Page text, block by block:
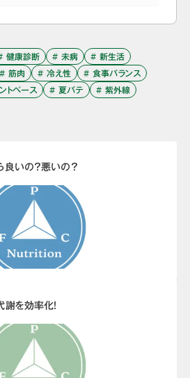
健康診断 # 未病
# 新生活
# 筋肉 # 冷え性
# 食事バランス
トベース # 夏バテ
# 紫外線
いの？悪いの？
を効率化！